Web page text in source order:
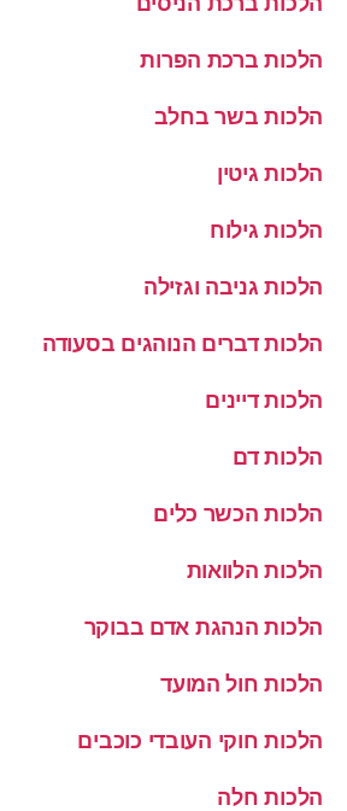
הלכות ברכת הפרות
הלכות בשר בחלב
הלכות גיטין
הלכות גילוח
הלכות גניבה וגזילה
הלכות דברים הנוהגים בסעודה
הלכות דיינים
הלכות דם
הלכות הכשר כלים
הלכות הלוואות
הלכות הנהגת אדם בבוקר
הלכות חול המועד
הלכות חוקי העובדי כוכבים
הלכות חלה